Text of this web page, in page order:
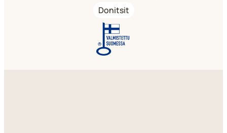
Donitsit